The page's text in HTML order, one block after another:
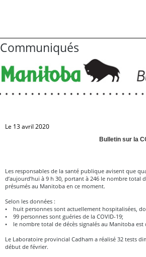
Communiqués
Le 13 avril 2020
Bulletin sur la
Les responsables de la santé publique avisent que
d’aujourd’hui à 9 h 30, portant à 246 le nombre
présumés au Manitoba en ce moment.
Selon les données :
• huit personnes sont actuellement hospitalisées,
• 99 personnes sont guéries de la COVID-19;
• le nombre total de décès signalés au Manitoba est
Le Laboratoire provincial Cadham a réalisé 32 tests
début de février.